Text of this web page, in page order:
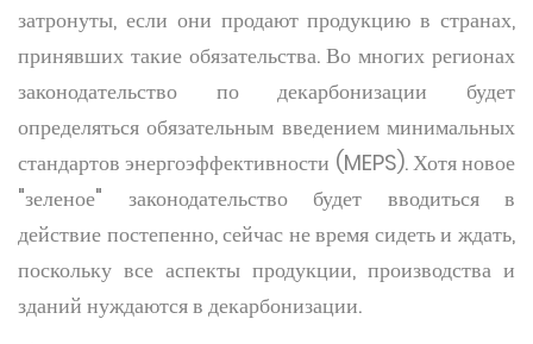
затронуты, если они продают продукцию в странах,
принявших такие обязательства. Во многих регионах
законодательство по декарбонизации будет
определяться обязательным введением минимальных
стандартов энергоэффективности (MEPS). Хотя новое
"зеленое" законодательство будет вводиться в
действие постепенно, сейчас не время сидеть и ждать,
поскольку все аспекты продукции, производства и
зданий нуждаются в декарбонизации.